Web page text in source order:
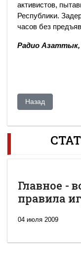
активистов,
Республики.
часов без
Радио Азаттык,
Предыдущий:
Назад
Главное -
правила
04 июля 2009